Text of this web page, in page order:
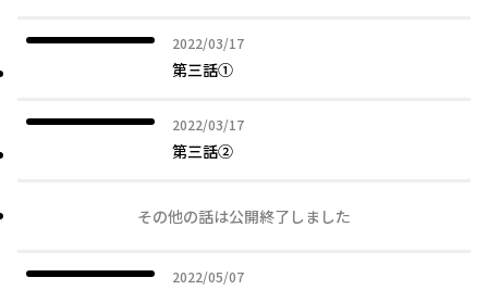
2022/03/17
2022年03月17日
第三話①
2022/03/17
2022年03月17日
第三話②
その他の話は公開終了しました
2022/05/07
2022年05月07日